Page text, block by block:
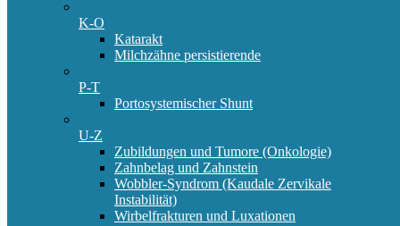
K-O
Katarakt
Milchzähne persistierende
P-T
Portosystemischer Shunt
U-Z
Zubildungen und Tumore (Onkologie)
Zahnbelag und Zahnstein
Wobbler-Syndrom (Kaudale Zervikale
Instabilität)
Wirbelfrakturen und Luxationen